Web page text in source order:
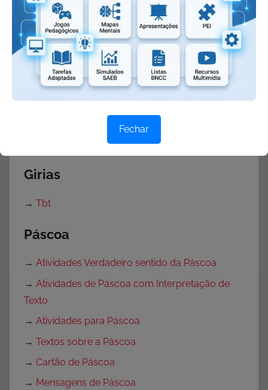
→ Eufemismo
→Hipérbole
→Metonímia
Onomatopeia
→Personificação
Girias
→ Tbt
Páscoa
→ Atividades Verdadeiro sentido da Páscoa
→ Atividades de Páscoa com Interpretação de
Texto
→ Atividades para Páscoa
→ Textos sobre a Páscoa
→ Cartão de Páscoa
→ Mensagens de Páscoa
Fechar